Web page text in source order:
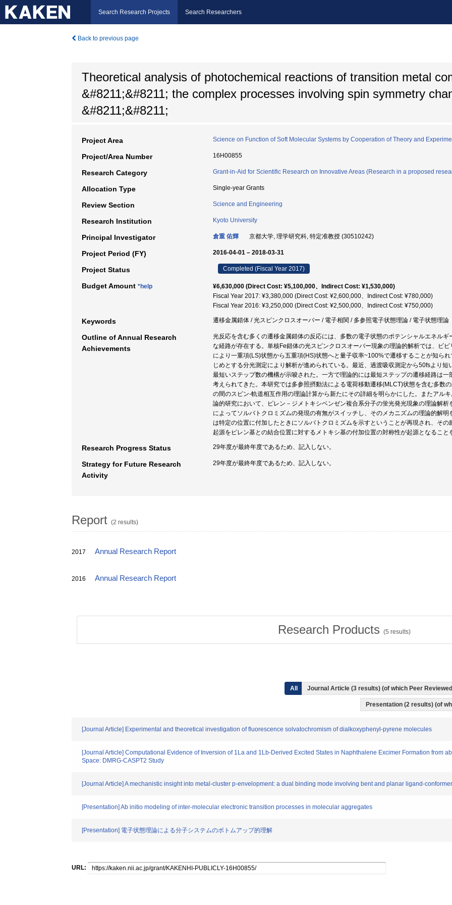
Search Research Projects Search Researchers
Back to previous page
Theoretical analysis of photochemical reactions of transition metal
&#8211;&#8211; the complex processes involving spin symmetry
&#8211;&#8211;
Project Area Science on Function of Soft Molecular Systems by Cooperation of Theory and
Project/Area Number 16H00855
Research Category Grant-in-Aid for Scientific Research on Innovative Areas (Research in a proposed
Allocation Type Single-year Grants
Review Section Science and Engineering
Research Institution Kyoto University
Principal Investigator 倉重 佑輝 京都大学, 理学研究科, 特定准教授 (30510242)
Project Period (FY) 2016-04-01 – 2018-03-31
Project Status Completed (Fiscal Year 2017)
Budget Amount *help
¥6,630,000 (Direct Cost: ¥5,100,000、Indirect Cost: ¥1,530,000)
Fiscal Year 2017: ¥3,380,000 (Direct Cost: ¥2,600,000、Indirect Cost: ¥780,000)
Fiscal Year 2016: ¥3,250,000 (Direct Cost: ¥2,500,000、Indirect Cost: ¥750,000)
Keywords 遷移金属錯体 / 光スピンクロスオーバー / 電子相関 / 多参照電子状態理論 / 電子状態理論
Outline of Annual Research
Achievements
光反応を含む多くの遷移金属錯体の反応には、多数の電子状態のポテンシャルエネル
な経路が存在する。単核Fe錯体の光スピンクロスオーバー現象の理論的解析では、ビ
により一重項(LS)状態から五重項(HS)状態へと量子収率~100%で遷移することが知ら
じめとする分光測定により解析が進められている。最近、過渡吸収測定から50fsより短
最短いステップ数の機構が示唆された。一方で理論的には最短ステップの遷移経路は
考えられてきた。本研究では多参照摂動法による電荷移動遷移(MLCT)状態を含む多数
の間のスピン-軌道相互作用の理論計算から新たにその詳細を明らかにした。またアル
論的研究において、ピレン－ジメトキシベンゼン複合系分子の蛍光発光現象の理論解
によってソルバトクロミズムの発現の有無がスイッチし、そのメカニズムの理論的解
は特定の位置に付加したときにソルバトクロミズムを示すということが再現され、そ
起源をピレン基との結合位置に対するメトキシ基の付加位置の対称性が起源となること
Research Progress Status 29年度が最終年度であるため、記入しない。
Strategy for Future Research
Activity
29年度が最終年度であるため、記入しない。
Report (2 results)
2017 Annual Research Report
2016 Annual Research Report
Research Products (5 results)
All Journal Article (3 results) (of which Peer
Presentation (2 results) (of
[Journal Article] Experimental and theoretical investigation of fluorescence solvatochromism of dialkoxyphenyl-pyrene molecules
[Journal Article] Computational Evidence of Inversion of 1La and 1Lb-Derived Excited States in Naphthalene Excimer Formation from
Space: DMRG-CASPT2 Study
[Journal Article] A mechanistic insight into metal-cluster p-envelopment: a dual binding mode involving bent and planar ligand-
[Presentation] Ab initio modeling of inter-molecular electronic transition processes in molecular aggregates
[Presentation] 電子状態理論による分子システムのボトムアップ的理解
URL: